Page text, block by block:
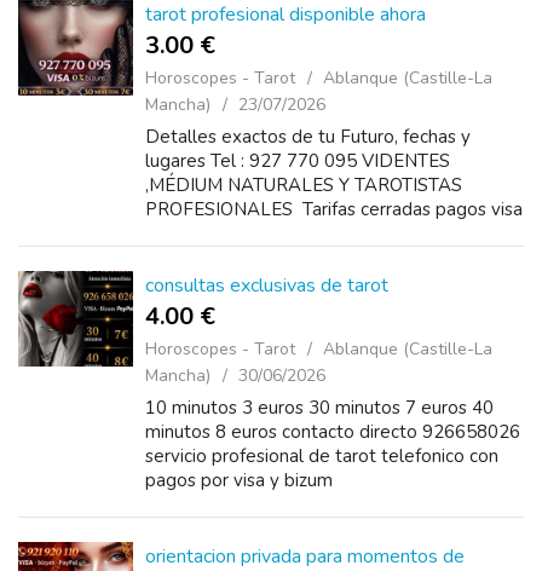
tarot profesional disponible ahora
3.00 €
Horoscopes - Tarot
Ablanque (Castille-La
Mancha)
23/07/2026
Detalles exactos de tu Futuro, fechas y
lugares Tel : 927 770 095 VIDENTES
,MÉDIUM NATURALES Y TAROTISTAS
PROFESIONALES Tarifas cerradas pagos visa
consultas exclusivas de tarot
4.00 €
Horoscopes - Tarot
Ablanque (Castille-La
Mancha)
30/06/2026
10 minutos 3 euros 30 minutos 7 euros 40
minutos 8 euros contacto directo 926658026
servicio profesional de tarot telefonico con
pagos por visa y bizum
orientacion privada para momentos de